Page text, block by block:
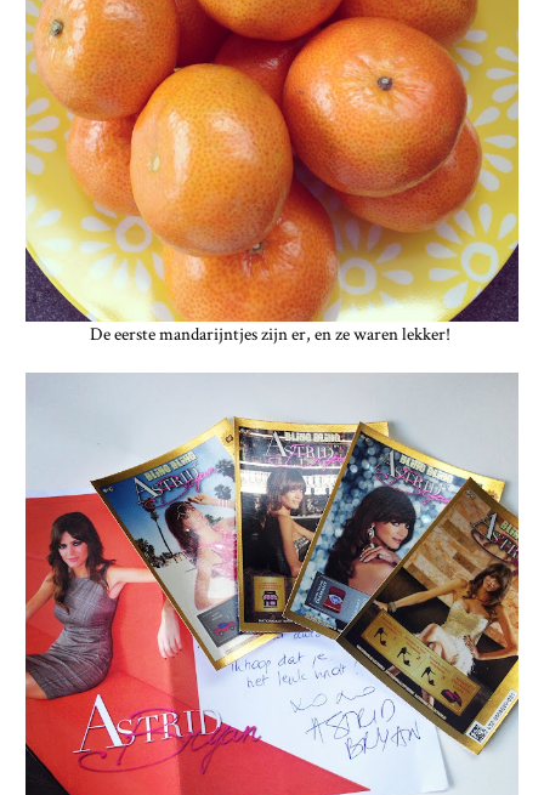
De eerste mandarijntjes zijn er, en ze waren lekker!